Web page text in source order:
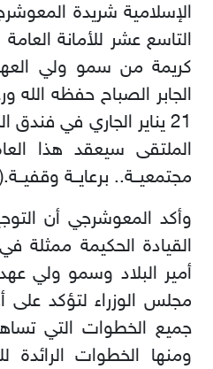
الإسلامية شريدة
التاسع عشر للأمانة
كريمة من سمو ولي
21 يناير الجاري في
الملتقى سيعقد هذا
مجتمعيــة.. برعايــة وقفيــة).
وأكد المعوشرجي أن
القيادة الحكيمة
أمير البلاد وسمو ولي
مجلس الوزراء لتؤكد على
جميع الخطوات التي
ومنها الخطوات الرائدة